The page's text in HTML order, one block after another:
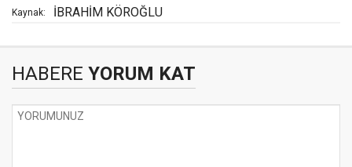
Kaynak: İBRAHİM KÖROĞLU
HABERE YORUM KAT